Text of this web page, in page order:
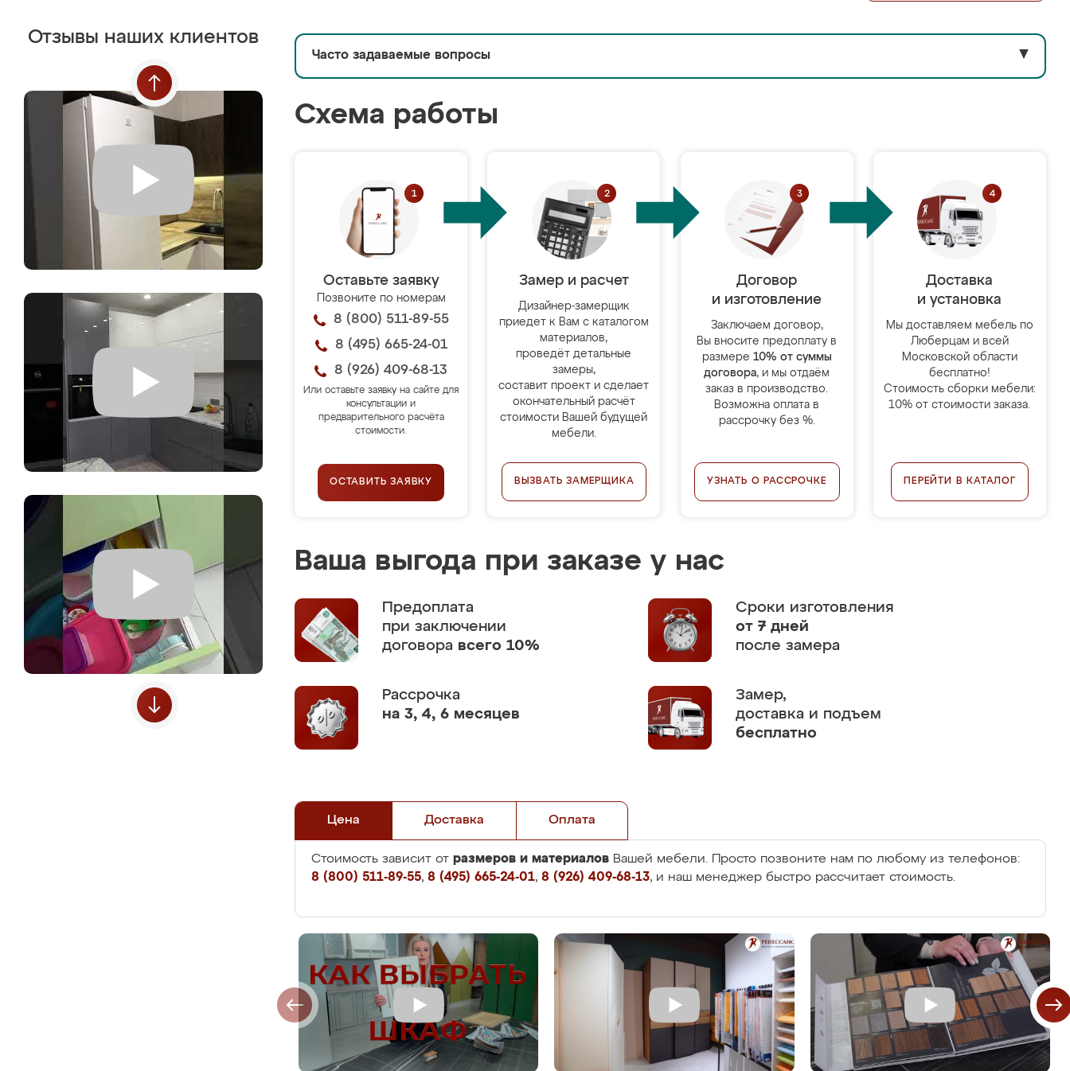
Отзывы наших клиентов
Часто задаваемые вопросы ▼
Схема работы
Оставьте заявку
Позвоните по номерам
8 (800) 511-89-55
8 (495) 665-24-01
8 (926) 409-68-13
Или оставьте заявку на сайте для
консультации и
предварительного расчёта
стоимости.
ОСТАВИТЬ ЗАЯВКУ
Замер и расчет
Дизайнер-замерщик
приедет к Вам с каталогом
материалов,
проведёт детальные
замеры,
составит проект и сделает
окончательный расчёт
стоимости Вашей будущей
мебели.
ВЫЗВАТЬ ЗАМЕРЩИКА
Договор
и изготовление
Заключаем договор,
Вы вносите предоплату в
размере 10% от суммы
договора, и мы отдаём
заказ в производство.
Возможна оплата в
рассрочку без %.
УЗНАТЬ О РАССРОЧКЕ
Доставка
и установка
Мы доставляем мебель по
Люберцам и всей
Московской области
бесплатно!
Стоимость сборки мебели:
10% от стоимости заказа.
ПЕРЕЙТИ В КАТАЛОГ
Ваша выгода при заказе у нас
Предоплата
при заключении
договора всего 10%
Сроки изготовления
от 7 дней
после замера
Рассрочка
на 3, 4, 6 месяцев
Замер,
доставка и подъем
бесплатно
Цена Доставка Оплата
Стоимость зависит от размеров и материалов Вашей мебели. Просто позвоните нам по любому из телефонов:
8 (800) 511-89-55, 8 (495) 665-24-01, 8 (926) 409-68-13, и наш менеджер быстро рассчитает стоимость.